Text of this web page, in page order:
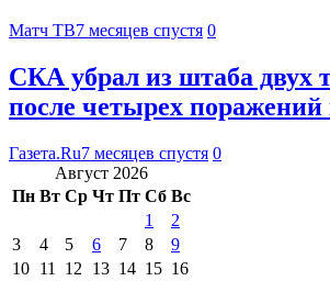
Матч ТВ7 месяцев спустя 0
СКА убрал из штаба двух
после четырех поражений
Газета.Ru7 месяцев спустя 0
Август 2026
Пн Вт Ср Чт Пт Сб Вс
1
2
3
4 5 6 7 8
9
10 11 12 13 14 15 16